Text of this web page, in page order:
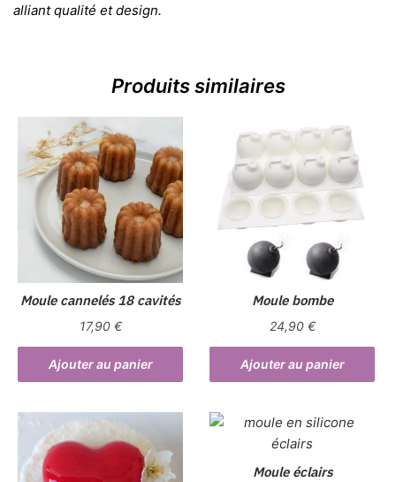
alliant qualité et design.
Produits similaires
Moule cannelés 18 cavités
17,90 €
Ajouter au panier
Moule bombe
24,90 €
Ajouter au panier
Moule éclairs